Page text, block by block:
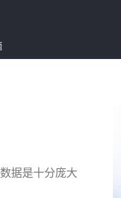
据是十分庞大